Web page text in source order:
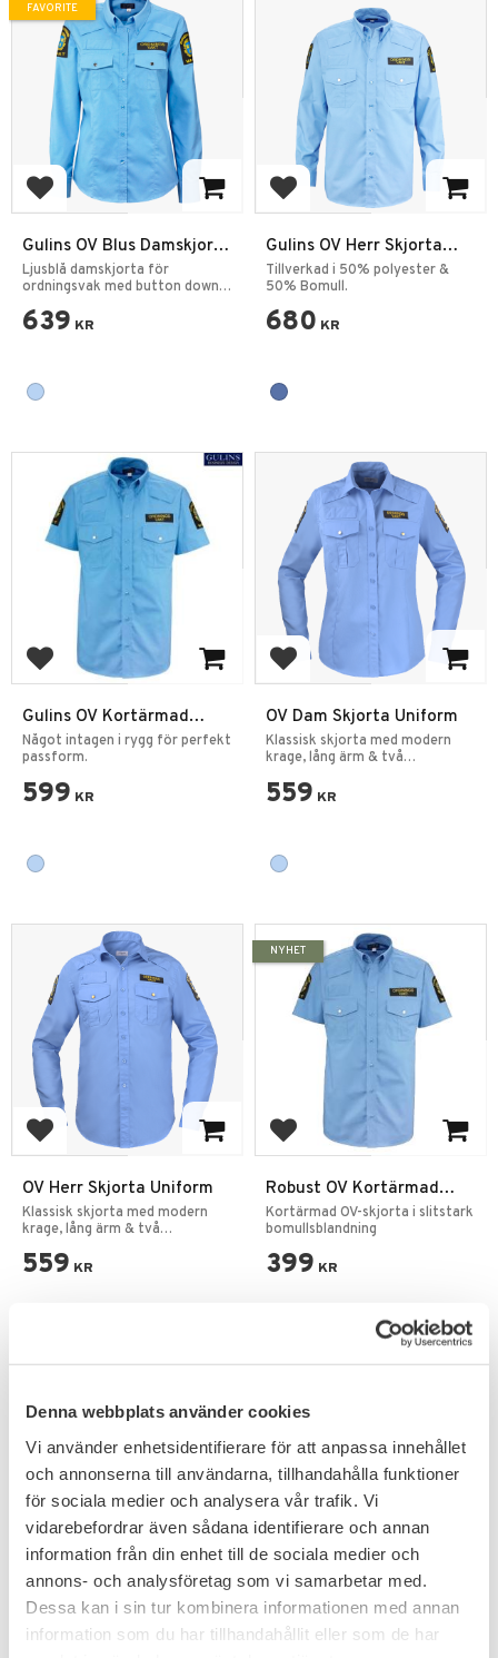
Denna webbplats använder cookies
Vi använder enhetsidentifierare för att anpassa innehållet
och annonserna till användarna, tillhandahålla funktioner
för sociala medier och analysera vår trafik. Vi
vidarebefordrar även sådana identifierare och annan
information från din enhet till de sociala medier och
annons- och analysföretag som vi samarbetar med.
Dessa kan i sin tur kombinera informationen med annan
information som du har tillhandahållit eller som de har
Add to favorites
Gulins OV Blus Damskjorta
Långärmad
Ljusblå damskjorta för
ordningsvak med button down
639 KR
FAVORITE
Add to favorites
Gulins OV Herr Skjorta
Långärmad
Tillverkad i 50% polyester &
50% Bomull.
680 KR
Add to favorites
Gulins OV Kortärmad
Herrskjorta
Något intagen i rygg för perfekt
passform.
599 KR
Add to favorites
OV Dam Skjorta Uniform
Klassisk skjorta med modern
krage, lång ärm & två
559 KR
Add to favorites
OV Herr Skjorta Uniform
Klassisk skjorta med modern
krage, lång ärm & två
559 KR
Add to favorites
Robust OV Kortärmad
Herrskjorta
Kortärmad OV-skjorta i slitstark
bomullsblandning
399 KR
NYHET
Add to favorites Add to favorites